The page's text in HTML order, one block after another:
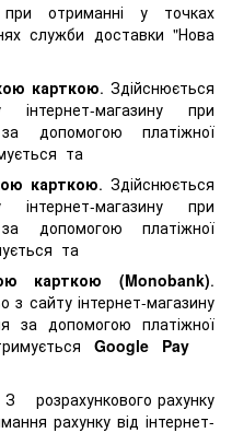
отриманні у точках
служби доставки "Нова
карткою. Здійснюється
магазину при
допомогою платіжної
та
карткою. Здійснюється
магазину при
допомогою платіжної
та
карткою (Monobank).
з сайту інтернет-магазину
за допомогою платіжної
Google Pay
З розрахункового рахунку
рахунку від інтернет-